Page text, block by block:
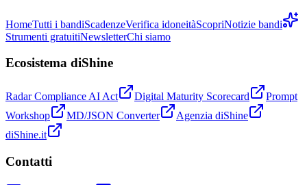
HomeTutti i bandiScadenzeVerifica idoneitàScopriNotizie bandi
Strumenti gratuitiNewsletterChi siamo
Ecosistema diShine
Radar Compliance AI Act Digital Maturity Scorecard
Prompt
Workshop
MD/JSON Converter
Agenzia diShine
diShine.it
Contatti